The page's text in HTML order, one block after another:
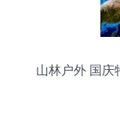
山林户外 国庆